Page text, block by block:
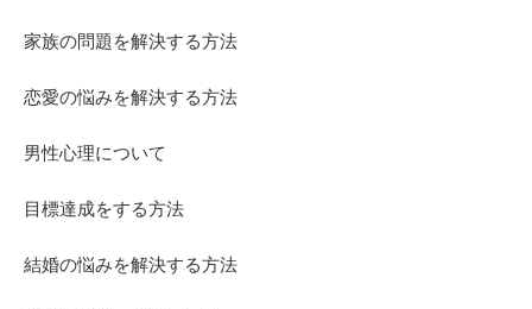
家族の問題を解決する方法
恋愛の悩みを解決する方法
男性心理について
目標達成をする方法
結婚の悩みを解決する方法